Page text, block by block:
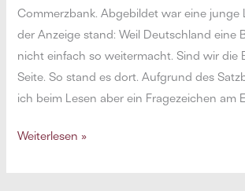
Commerzbank. Abgebildet war eine junge
der Anzeige stand: Weil Deutschland eine
nicht einfach so weitermacht. Sind wir die
Seite. So stand es dort. Aufgrund des
ich beim Lesen aber ein Fragezeichen am
Weil
Weiterlesen »